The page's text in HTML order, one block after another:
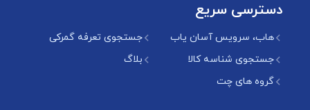
دسترسی سریع
هاب، سرویس آسان یاب
جستجوی تعرفه گمرکی
جستجوی شناسه کالا
بلاگ
گروه های چت